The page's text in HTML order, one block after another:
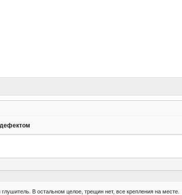
В остальном целое, трещин нет, все крепления на месте.